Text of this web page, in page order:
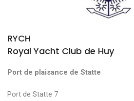
RYCH
Royal Yacht Club de Huy
Port de plaisance de Statte
Port de Statte 7